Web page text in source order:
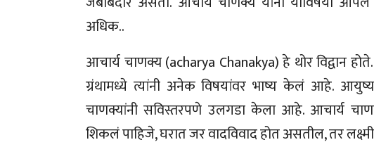
अधिक..
आचार्य चाणक्य (acharya Chanakya) हे थोर विद्वान
ग्रंथामध्ये त्यांनी अनेक विषयांवर भाष्य केलं आहे.
चाणक्यांनी सविस्तरपणे उलगडा केला आहे. आचार्य
शिकलं पाहिजे, घरात जर वादविवाद होत असतील, तर